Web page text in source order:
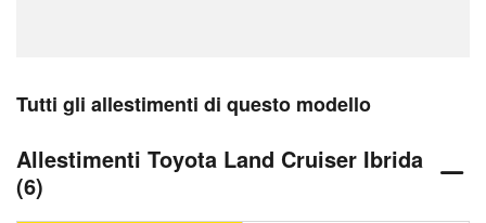
Tutti gli allestimenti di questo modello
Allestimenti Toyota Land Cruiser Ibrida
(6)